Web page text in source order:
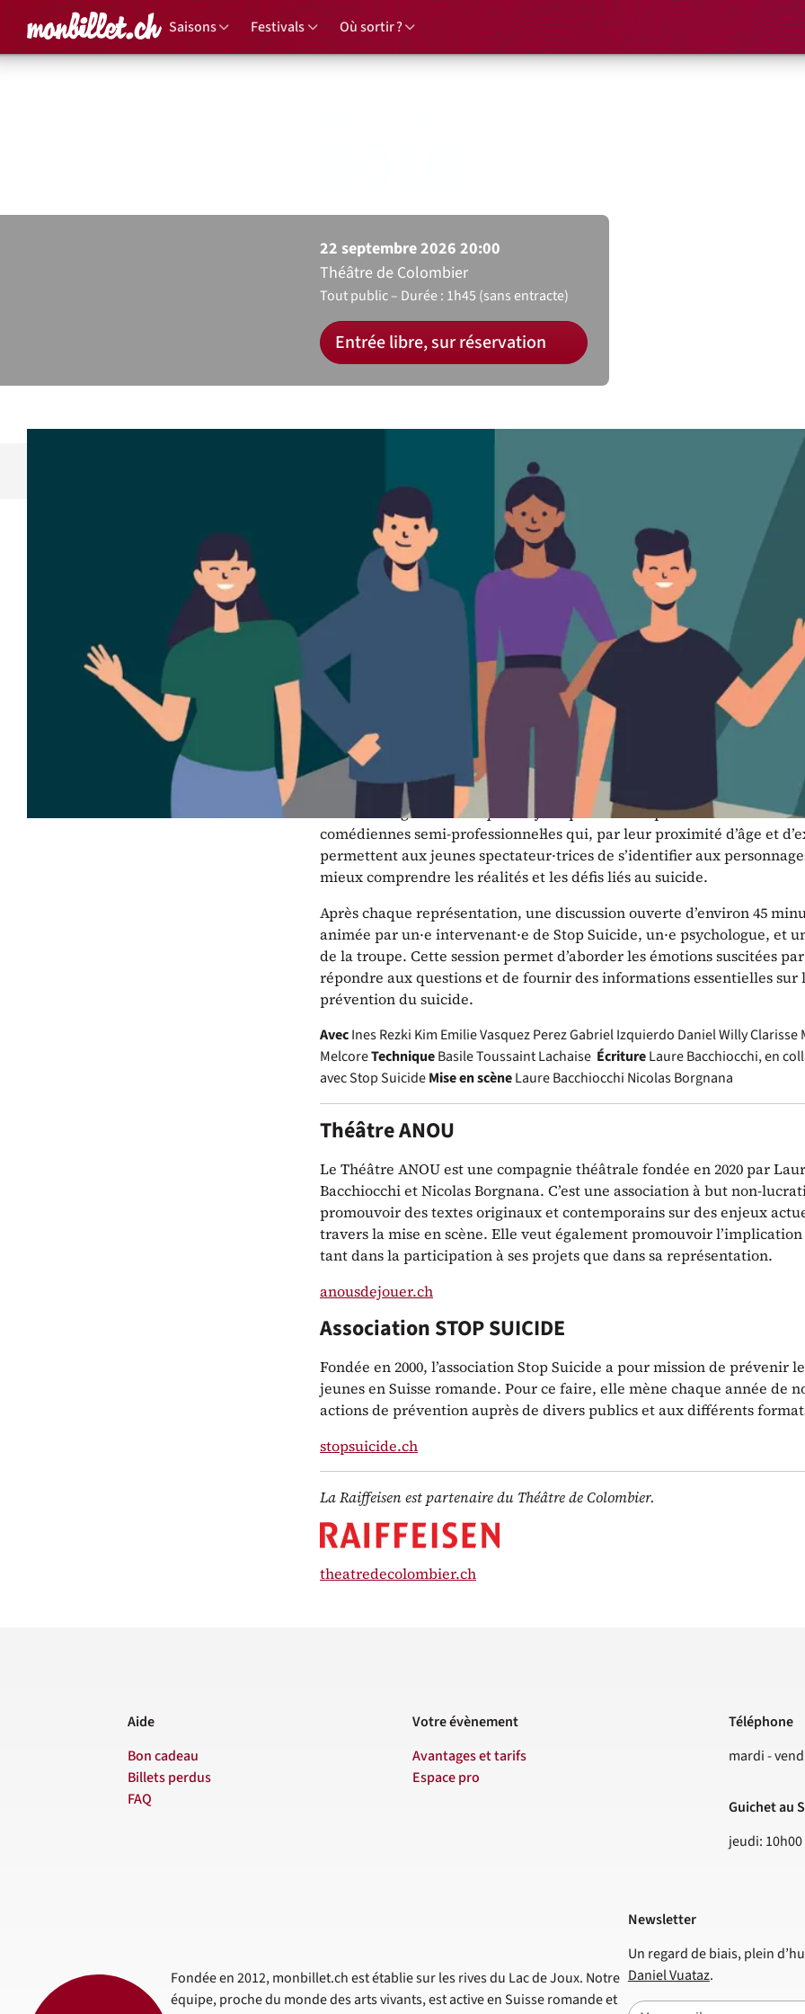
Accueil Saisons Festivals Où sortir ?
22 septembre 2026 20:00
Théâtre de Colombier
Tout public Durée : 1h45 (sans entracte)
Entrée libre, sur réservation
Découvrez la saison 26/27 duThéâtre de Colombier
Avec le soutien du service de la santé publique
de Neuchâtel, la commune de Milvignes, en
collaboration avec Stop Suicide et la compagnie
accueille la pièce de théâtre participatifNOUS.
met en scène une personne en souffrance suicidaire et
à en parler à ses proches. Grâce à une mise en scène participative, les
spectateur·rices sont encouragé·es à interagir avec les comédien·nes
questionner les signaux d’alerte et découvrir les ressources d’aide
Cet outil original et ludique est joué par une troupe de comédiens et
comédiennes semi-professionnel·les qui, par leur proximité d’âge et
permettent aux jeunes spectateur·trices de s’identifier aux
mieux comprendre les réalités et les défis liés au suicide.
Après chaque représentation, une discussion ouverte d’environ 45
animée par un·e intervenant·e de Stop Suicide, un·e psychologue, et
de la troupe. Cette session permet d’aborder les émotions suscitées
répondre aux questions et de fournir des informations essentielles sur
prévention du suicide.
AvecInes Rezki Kim Emilie Vasquez PerezGabriel Izquierdo Daniel WillyClarisse
MelcoreTechniqueBasile Toussaint Lachaise ÉcritureLaure Bacchiocchi, en
avec Stop SuicideMise en scèneLaure Bacchiocchi Nicolas Borgnana
Théâtre ANOU
Le Théâtre ANOU est une compagnie théâtrale fondée en 2020 par
Bacchiocchi et Nicolas Borgnana. C’est une association à but non-
promouvoir des textes originaux et contemporains sur des enjeux
travers la mise en scène. Elle veut également promouvoir l’implication
tant dans la participation à ses projets que dans sa représentation.
anousdejouer.ch
Association STOP SUICIDE
Fondée en 2000, l’association Stop Suicide a pour mission de prévenir
jeunes en Suisse romande. Pour ce faire, elle mène chaque année de
actions de prévention auprès de divers publics et aux différents
stopsuicide.ch
La Raiffeisen est partenaire du Théâtre de Colombier.
theatredecolombier.ch
Aide
Bon cadeau
Billets perdus
FAQ
Votre évènement
Avantages et tarifs
Espace pro
Contact
Téléphone
mardi -
Guichet au
jeudi:
Fondée en 2012, monbillet.ch est établie sur les rives du Lac de Joux. Notre
équipe, proche du monde des arts vivants, est active en Suisse romande et
Newsletter
Un regard de biais, plein
Daniel Vuataz.